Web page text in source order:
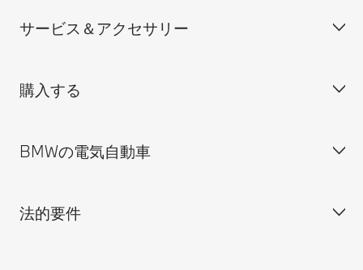
見積依頼
ディーラー検索
会社概要
BMW正規ディーラー採用情報
BMWのCSR活動
BMW Motorrad
サービス＆アクセサリー
BMW Service
BMW純正アクセサリー
BMWタイヤ＆ホイール
購入する
ご購入の前に
新車在庫検索
BMWの電気自動車
BMWの電気自動車
法的要件